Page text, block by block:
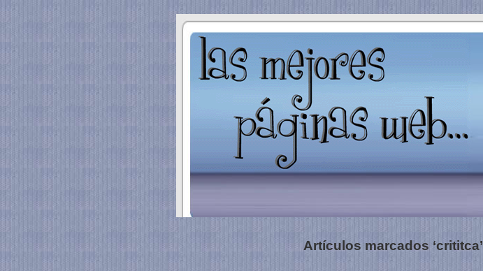
Artículos marcados ‘crititca’